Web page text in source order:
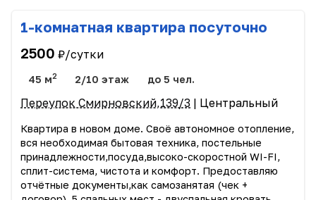
1-комнатная квартира посуточно
2500 ₽/сутки
45 м2 2/10 этаж до 5 чел.
Переулок Смирновский,139/3 | Центральный
Квартира в новом доме. Своё автономное отопление,
вся необходимая бытовая техника, постельные
принадлежности,посуда,высоко-скоростной WI-FI,
сплит-система, чистота и комфорт. Предоставляю
отчётные документы,как самозанятая (чек +